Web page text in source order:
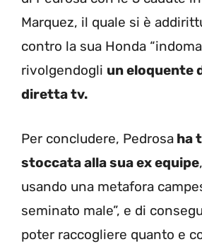
Marquez, il quale si è
contro la sua Honda
rivolgendogli un eloquente
diretta tv.
Per concludere, Pedrosa ha
stoccata alla sua ex equipe
usando una metafora
seminato male”, e di
poter raccogliere quanto e